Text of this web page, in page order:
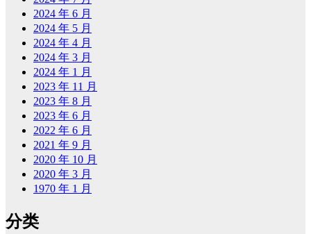
2024 年 6 月
2024 年 5 月
2024 年 4 月
2024 年 3 月
2024 年 1 月
2023 年 11 月
2023 年 8 月
2023 年 6 月
2022 年 6 月
2021 年 9 月
2020 年 10 月
2020 年 3 月
1970 年 1 月
分类